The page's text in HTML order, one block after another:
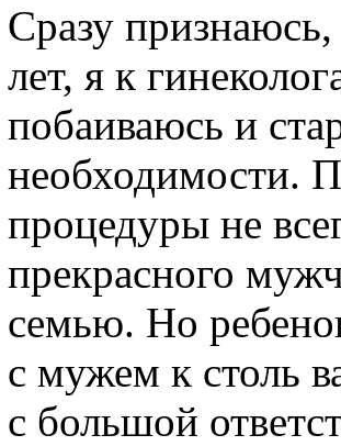
Сразу
лет, я к
побаиваюсь и
необходимости.
процедуры не
прекрасного
семью. Но
с мужем к столь
с большой